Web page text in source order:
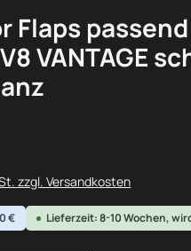
Flaps
VANTAGE
zzgl. Versandkosten
€ Lieferzeit: 8-10 Wochen,